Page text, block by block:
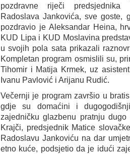
pozdravne riječi predsjednika
Radoslava Jankovića, sve goste,
pozdravio je Aleksandar Heina,
KUD Lipa i KUD Moslavina
u svojih pola sata prikazali
Kompletan program osmislili su,
Tihomir i Matija Krmek, uz
Ivanu Pavlović i Arijanu Rudić.
Večernji je program završio u
gdje su domaćini i
zajedničku glazbenu pratnju
Krajči, predsjednik Matice
Radoslavu Jankoviću na dar
etno kuće, podsjetio da je idući